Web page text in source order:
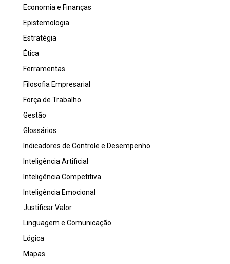
Economia e Finanças
Epistemologia
Estratégia
Ética
Ferramentas
Filosofia Empresarial
Força de Trabalho
Gestão
Glossários
Indicadores de Controle e Desempenho
Inteligência Artificial
Inteligência Competitiva
Inteligência Emocional
Justificar Valor
Linguagem e Comunicação
Lógica
Mapas